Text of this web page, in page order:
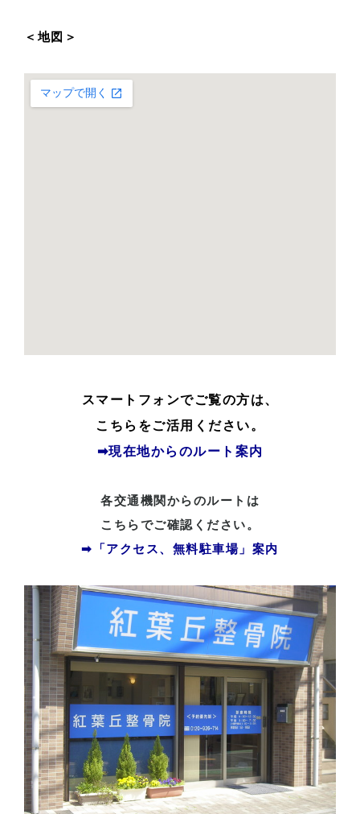
＜地図＞
スマートフォンでご覧の方は、
こちらをご活用ください。
➡現在地からのルート案内
各交通機関からのルートは
こちらでご確認ください。
➡「アクセス、無料駐車場」案内